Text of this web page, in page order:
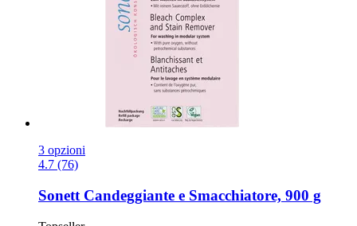
3 opzioni
4.7 (76)
Sonett Candeggiante e Smacchiatore, 900 g